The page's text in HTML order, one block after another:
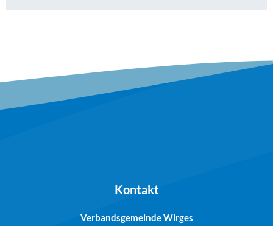
Kontakt
Verbandsgemeinde Wirges